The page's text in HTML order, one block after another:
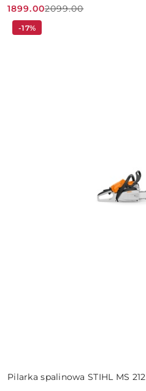
Cena
promocyjna:
1899.00
Cena
przed
2099.00
Pilarka spalinowa STIHL MS 212
-17%